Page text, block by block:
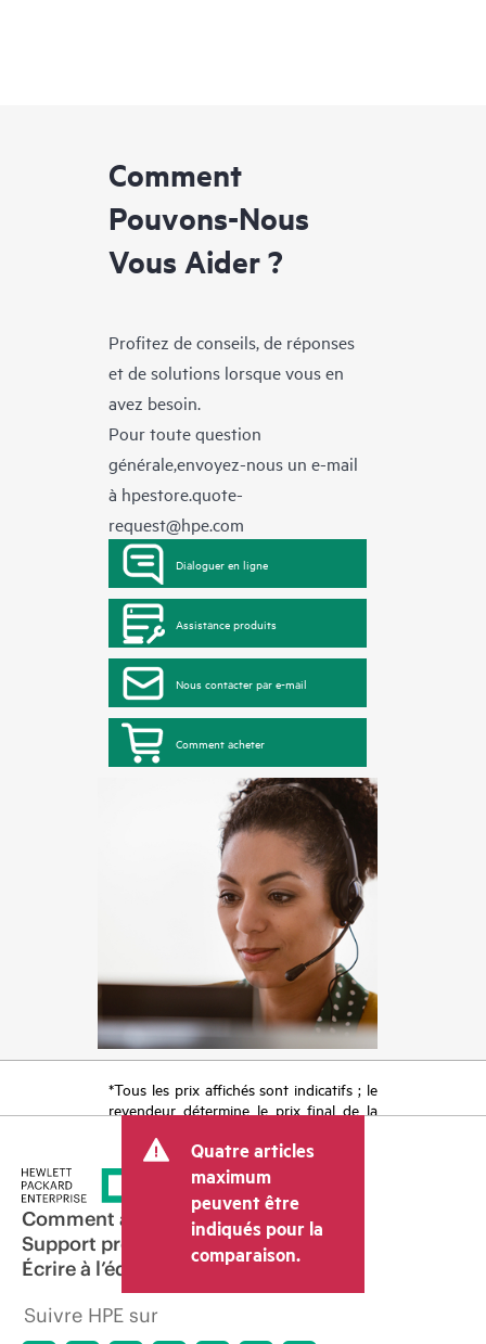
Comment
Pouvons-Nous
Vous Aider ?
Profitez de conseils, de réponses
et de solutions lorsque vous en
avez besoin.
Pour toute question
générale,envoyez-nous un e-mail
à hpestore.quote-
request@hpe.com
Dialoguer en ligne
Assistance produits
Nous contacter par e-mail
Comment acheter
*Tous les prix affichés sont indicatifs ; le
revendeur détermine le prix final de la
tels que la TVA ou les taxes sur la vente
et les frais d’expédition. Le prix de la
transaction déterminé par le revendeur
peut varier par rapport à d’autres
revendeurs et au prix indicatif affiché.
Les prix indicatifs peuvent inclure des
offres promotionnelles limitées dans le
temps. HPE se réserve le droit d’ajuster
les prix à tout moment pour diverses
Quatre articles
maximum
peuvent être
indiqués pour la
comparaison.
Comment acheter
Support produit
Écrire à l’équipe commerciale
Suivre HPE sur